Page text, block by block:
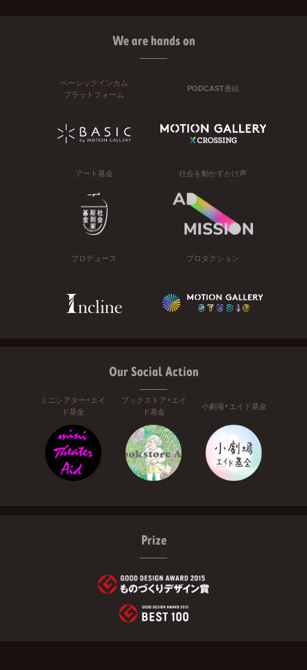
We are hands on
ベーシックインカム
プラットフォーム
PODCAST番組
アート基金 社会を動かすかけ声
プロデュース プロダクション
Our Social Action
ミニシアター・エイ
ド基金
ブックストア・エイ
ド基金
小劇場・エイド基金
Prize